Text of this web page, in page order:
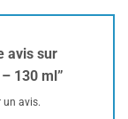
avis sur
130 ml”
un avis.